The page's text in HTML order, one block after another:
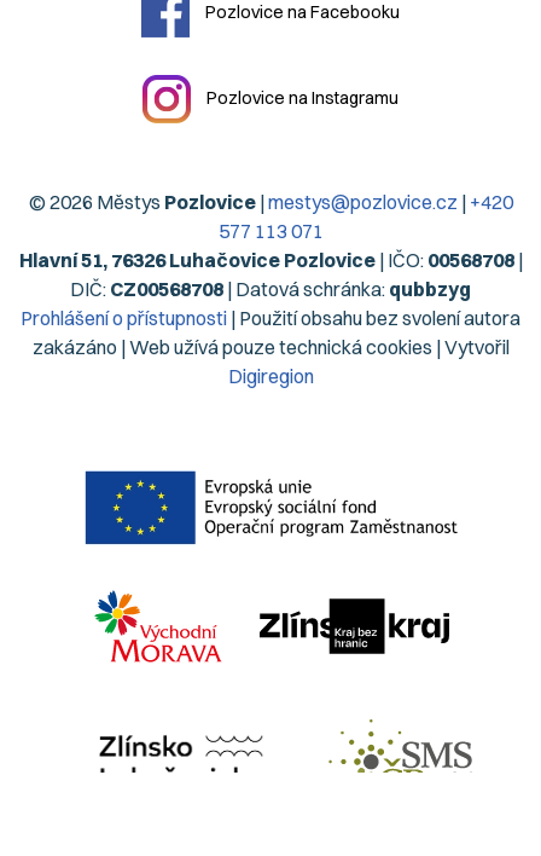
Pozlovice na Facebooku
Pozlovice na Instagramu
© 2026 Městys Pozlovice|mestys@pozlovice.cz | +420
577 113 071
Hlavní 51, 76326 Luhačovice Pozlovice| IČO: 00568708|
DIČ: CZ00568708 | Datová schránka: qubbzyg
Prohlášení o přístupnosti | Použití obsahu bez svolení autora
zakázáno | Web užívá pouze technická cookies | Vytvořil
Digiregion